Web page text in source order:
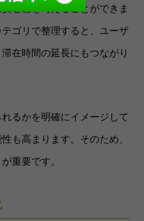
心感を与えることができま
ゴリで整理すると、ユーザ
在時間の延長にもつながり
るかを明確にイメージして
も高まります。そのため、
重要です。